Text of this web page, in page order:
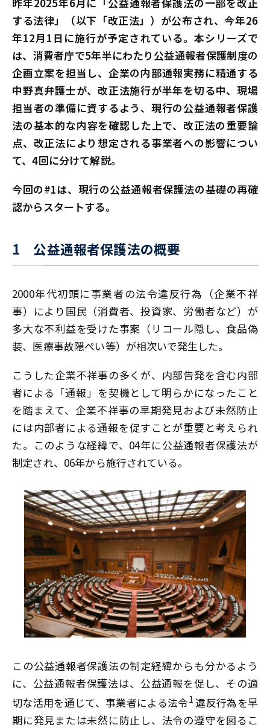
する法律」（以下「改正法」）が公布され、今年26
年12月1日に施行が予定されている。本シリーズで
は、消費者庁で5年半にわたり公益通報者保護制度の
企画立案を担当し、企業の内部通報実務に精通する
中野真弁護士が、改正法施行が半年を切る中、現場
担当者の準備に資するよう、現行の公益通報者保護
法の基本的な内容を確認した上で、改正法の重要論
点、改正法により想定される事業者への影響につい
て、4回に分けて解説。
今回の#1は、現行の公益通報者保護法の基礎の再確
認からスタートする。
1 公益通報者保護法の概要
2000年代初頭に事業者の法令違反行為（企業不祥
事）により国民（消費者、投資家、労働者など）が
多大な不利益を受けた事案（リコール隠し、食品偽
装、医療事故隠ぺい等）が相次いで発生した。
こうした企業不祥事の多くが、内部告発を含む内部
者による「通報」を契機として明らかになったこと
を踏まえて、企業不祥事の早期発見および未然防止
には内部者による通報を促すことが重要と考えられ
た。このような経緯で、04年に公益通報者保護法が
制定され、06年から施行されている。
この公益通報者保護法の制定経緯からも分かるよう
に、公益通報者保護法は、公益通報を促し、その適
切な活用を通じて、事業者による法令1違反行為を早
期に発見または未然に防止し、法令の遵守を図るこ